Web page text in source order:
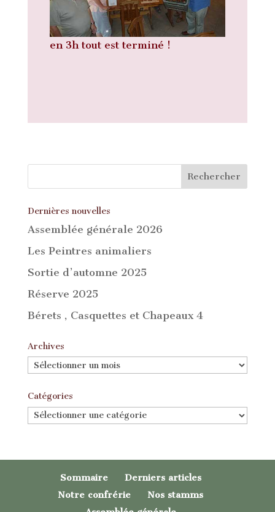
en 3h tout est terminé !
Dernières nouvelles
Assemblée générale 2026
Les Peintres animaliers
Sortie d’automne 2025
Réserve 2025
Bérets , Casquettes et Chapeaux 4
Archives
Archives
Catégories
Catégories
Sommaire
Derniers articles
Notre confrérie
Nos stamms